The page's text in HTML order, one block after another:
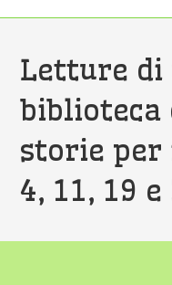
Letture di
biblioteca
storie per
4, 11, 19